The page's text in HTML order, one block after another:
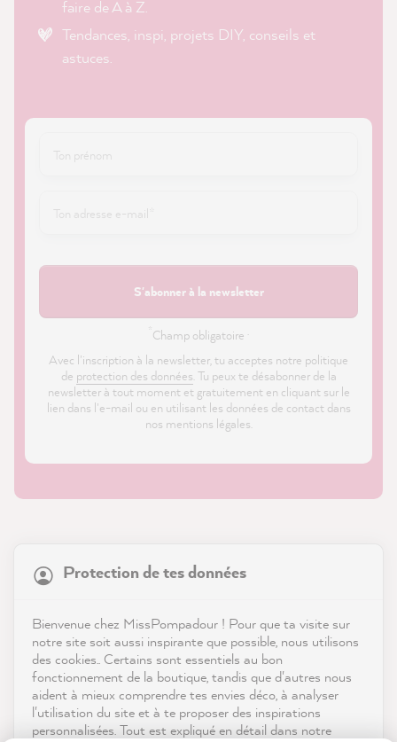
faire de A à Z.
Tendances, inspi, projets DIY, conseils et
astuces.
S'abonner à la newsletter
Champ obligatoire ·
Avec l'inscription à la newsletter, tu acceptes notre politique
de protection des données. Tu peux te désabonner de la
newsletter à tout moment et gratuitement en cliquant sur le
lien dans l'e-mail ou en utilisant les données de contact dans
nos mentions légales.
Boutique
Service
Contact
Télécharger l'appli
Protection de tes données
Bienvenue chez MissPompadour ! Pour que ta visite sur
notre site soit aussi inspirante que possible, nous utilisons
des cookies.. Certains sont essentiels au bon
fonctionnement de la boutique, tandis que d'autres nous
aident à mieux comprendre tes envies déco, à analyser
l'utilisation du site et à te proposer des inspirations
personnalisées. Tout est expliqué en détail dans notre
reviews-io